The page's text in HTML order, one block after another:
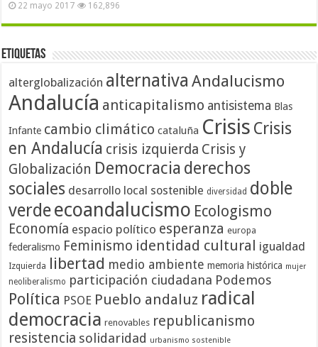
22 mayo 2017 162,896
Etiquetas
alterglobalización alternativa Andalucismo
Andalucía anticapitalismo antisistema Blas
Infante cambio climático cataluña Crisis Crisis
en Andalucía crisis izquierda Crisis y
Globalización Democracia derechos
sociales desarrollo local sostenible diversidad doble
verdeecoandalucismo Ecologismo
Economía espacio político esperanza europa
federalismo Feminismo identidad cultural igualdad
Izquierda libertad medio ambiente memoria histórica mujer
neoliberalismo participación ciudadana Podemos
Política PSOE Pueblo andaluz radical
democracia renovables republicanismo
resistencia solidaridad urbanismo sostenible